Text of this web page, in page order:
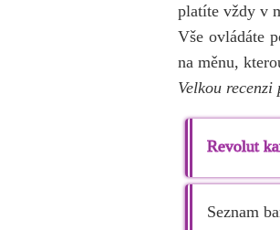
platíte vždy v
Vše ovládáte
na měnu,
Velkou
Revolut
Seznam